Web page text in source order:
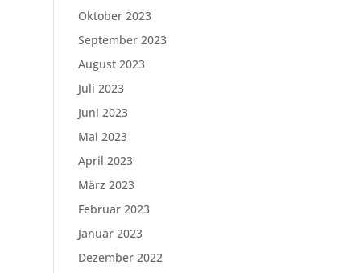
Oktober 2023
September 2023
August 2023
Juli 2023
Juni 2023
Mai 2023
April 2023
März 2023
Februar 2023
Januar 2023
Dezember 2022